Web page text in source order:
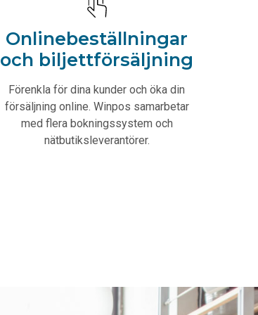
Onlinebeställningar
och biljettförsäljning
Förenkla för dina kunder och öka din
försäljning online. Winpos samarbetar
med flera bokningssystem och
nätbutiksleverantörer.